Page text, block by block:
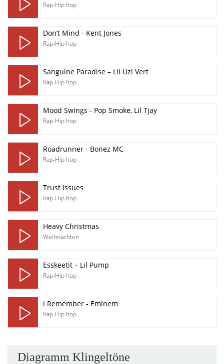
Rap-Hip hop
Don’t Mind - Kent Jones
Rap-Hip hop
Sanguine Paradise – Lil Uzi Vert
Rap-Hip hop
Mood Swings - Pop Smoke, Lil Tjay
Rap-Hip hop
Roadrunner - Bonez MC
Rap-Hip hop
Trust Issues
Rap-Hip hop
Heavy Christmas
Weihnachten
Esskeetit – Lil Pump
Rap-Hip hop
I Remember - Eminem
Rap-Hip hop
Diagramm Klingeltöne